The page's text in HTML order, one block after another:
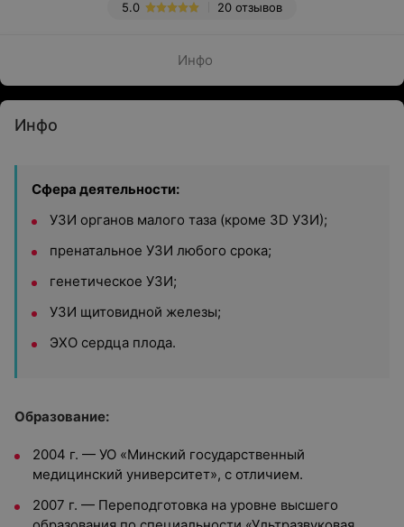
20 отзывов
5.0
Инфо
Инфо
Сфера деятельности:
УЗИ органов малого таза (кроме 3D УЗИ);
пренатальное УЗИ любого срока;
генетическое УЗИ;
УЗИ щитовидной железы;
ЭХО сердца плода.
Образование:
2004 г. — УО «Минский государственный
медицинский университет», с отличием.
2007 г. — Переподготовка на уровне высшего